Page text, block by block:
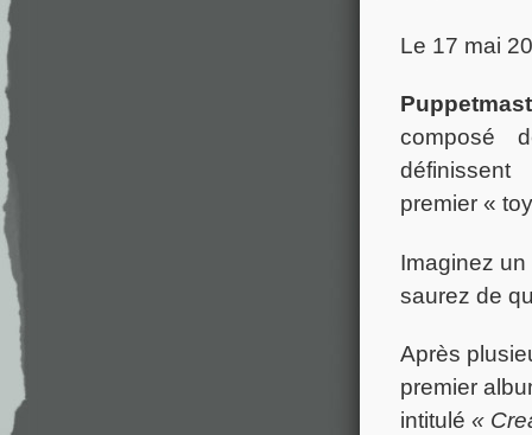
Le 17 mai
composé
premier «
Imaginez
saurez de
Après
premier
intitulé «